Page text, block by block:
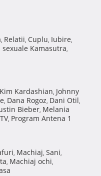
, Relatii, Cuplu, Iubire,
sexuale Kamasutra,
Kim Kardashian, Johnny
, Dana Rogoz, Dani Otil,
Bieber, Melania
, Program Antena 1
, Machiaj, Sani,
, Machiaj ochi,